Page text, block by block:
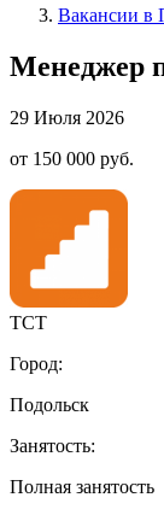
Вакансии в
Менеджер
29 Июля 2026
от 150 000 руб.
ТСТ
Город:
Подольск
Занятость:
Полная занятость